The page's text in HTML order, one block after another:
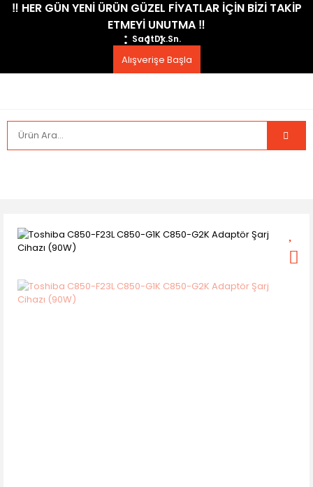
​‼️​ HER GÜN YENİ ÜRÜN GÜZEL FİYATLAR İÇİN BİZİ TAKİP
ETMEYİ UNUTMA ​‼️​
SaatDk.Sn.
Alışverişe Başla